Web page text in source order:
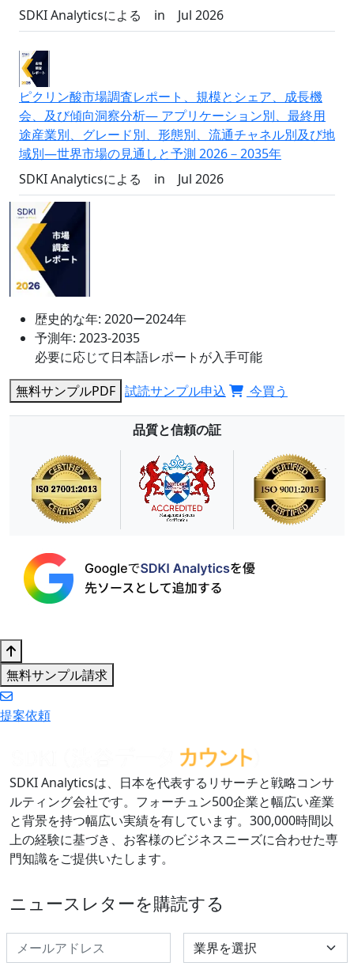
SDKI Analyticsによる
in Jul 2026
ピクリン酸市場調査レポート、規模とシェア、成長機
会、及び傾向洞察分析― アプリケーション別、最終用
途産業別、グレード別、形態別、流通チャネル別及び地
域別―世界市場の見通しと予測 2026－2035年
SDKI Analyticsによる
in Jul 2026
歴史的な年: 2020ー2024年
予測年: 2023-2035
必要に応じて日本語レポートが入手可能
無料サンプルPDF 試読サンプル申込 今買う
品質と信頼の証
無料サンプル請求
提案依頼
SDKI Analyticsは、日本を代表するリサーチと戦略コンサ
ルティング会社です。フォーチュン500企業と幅広い産業
と背景を持つ幅広い実績を有しています。300,000時間以
上の経験に基づき、お客様のビジネスニーズに合わせた専
門知識をご提供いたします。
ニュースレターを購読する
Select Industry